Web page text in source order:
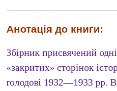
Анотація до книги:
Збірник присвячений
«закритих» сторінок
голодові 1932—1933 pp.